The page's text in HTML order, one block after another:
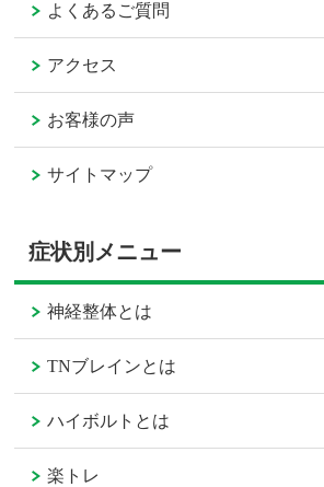
よくあるご質問
アクセス
お客様の声
サイトマップ
症状別メニュー
神経整体とは
TNブレインとは
ハイボルトとは
楽トレ